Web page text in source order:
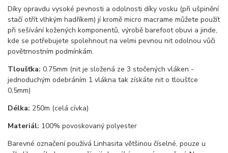
Díky opravdu vysoké pevnosti a odolnosti díky vosku (při ušpinění
stačí otřít vlhkým hadříkem) jí kromě micro macrame můžete použít
při sešívání kožených komponentů, výrobě barefoot obuvi a jinde,
kde se potřebujete spolehnout na velmi pevnou nit odolnou vůči
povětrnostním podmínkám.
Tloušťka: 0.75mm (nit je složená ze 3 stočených vláken -
jednoduchým odebráním 1 vlákna tak získáte nit o tloušťce
0,5mm)
Délka: 250m (celá cívka)
Materiál: 100% povoskovaný polyester
Barevné označení používá Linhasita většinou číselné, pouze u